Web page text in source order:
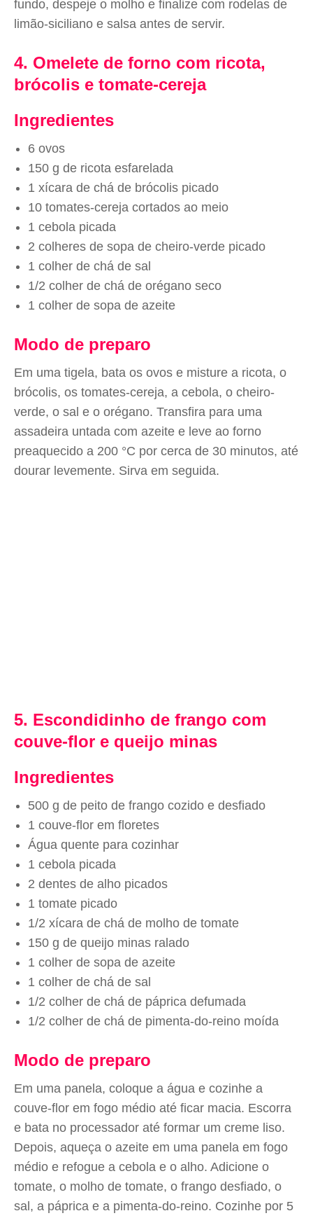
fundo, despeje o molho e finalize com rodelas de
limão-siciliano e salsa antes de servir.
4. Omelete de forno com ricota,
brócolis e tomate-cereja
Ingredientes
6 ovos
150 g de ricota esfarelada
1 xícara de chá de brócolis picado
10 tomates-cereja cortados ao meio
1 cebola picada
2 colheres de sopa de cheiro-verde picado
1 colher de chá de sal
1/2 colher de chá de orégano seco
1 colher de sopa de azeite
Modo de preparo
Em uma tigela, bata os ovos e misture a ricota, o
brócolis, os tomates-cereja, a cebola, o cheiro-
verde, o sal e o orégano. Transfira para uma
assadeira untada com azeite e leve ao forno
preaquecido a 200 °C por cerca de 30 minutos, até
dourar levemente. Sirva em seguida.
5. Escondidinho de frango com
couve-flor e queijo minas
Ingredientes
500 g de peito de frango cozido e desfiado
1 couve-flor em floretes
Água quente para cozinhar
1 cebola picada
2 dentes de alho picados
1 tomate picado
1/2 xícara de chá de molho de tomate
150 g de queijo minas ralado
1 colher de sopa de azeite
1 colher de chá de sal
1/2 colher de chá de páprica defumada
1/2 colher de chá de pimenta-do-reino moída
Modo de preparo
Em uma panela, coloque a água e cozinhe a
couve-flor em fogo médio até ficar macia. Escorra
e bata no processador até formar um creme liso.
Depois, aqueça o azeite em uma panela em fogo
médio e refogue a cebola e o alho. Adicione o
tomate, o molho de tomate, o frango desfiado, o
sal, a páprica e a pimenta-do-reino. Cozinhe por 5